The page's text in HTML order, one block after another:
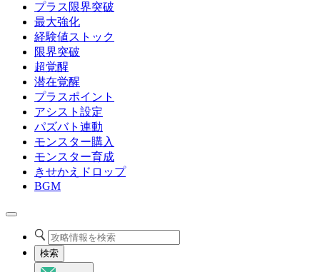
プラス限界突破
最大強化
経験値ストック
限界突破
超覚醒
潜在覚醒
プラスポイント
アシスト設定
パズバト連動
モンスター購入
モンスター育成
きせかえドロップ
BGM
検索